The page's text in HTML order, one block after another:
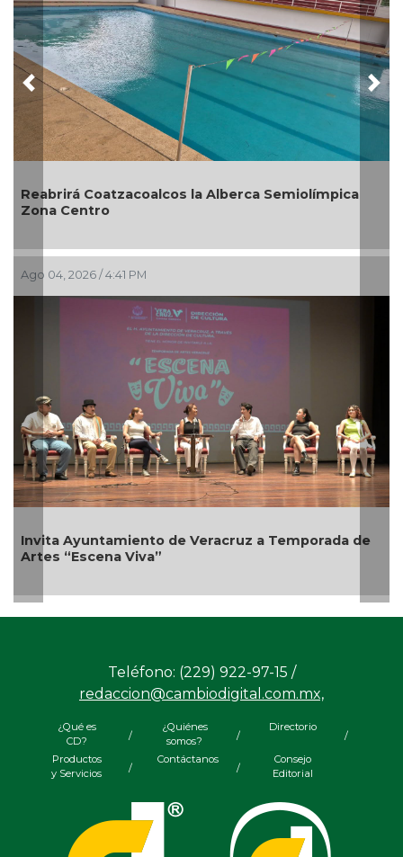
Alberca Semiolímpica
a Temporada de
en Pánuco
Ago 01, 2026 / 6:23 PM
Bicentenario
Previous
redaccion@cambiodigital.com.mx,
¿Qué es
CD?
/
¿Quiénes
/
Directorio
Editorial